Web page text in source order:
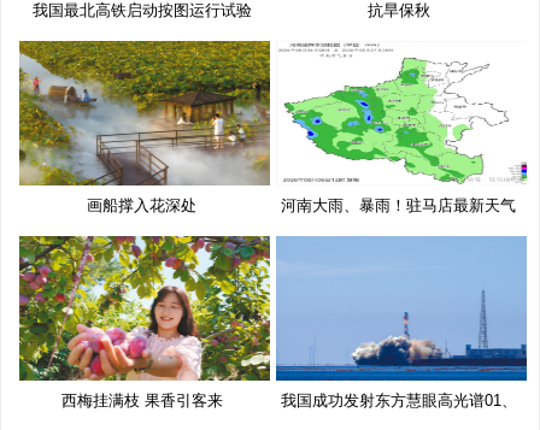
我国最北高铁启动按图运行试验 抗旱保秋
画船撑入花深处
河南大雨、暴雨！驻马店最新天气
预
西梅挂满枝 果香引客来
我国成功发射东方慧眼高光谱01、